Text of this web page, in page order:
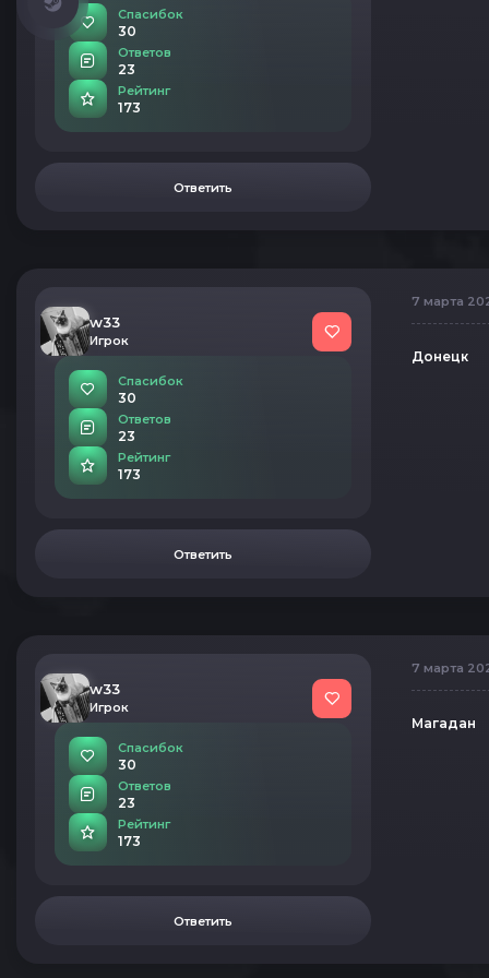
Спасибок
30
Ответов
23
Рейтинг
173
Ответить
w33
Игрок
Спасибок
30
Ответов
23
Рейтинг
173
Ответить
7 марта
Донецк
w33
Игрок
Спасибок
30
Ответов
23
Рейтинг
173
Ответить
7 марта
Магадан